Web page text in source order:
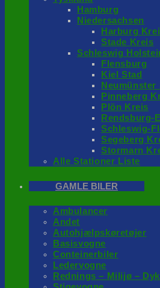
Hamburg
Niedersachsen
Harburg
Stade Kreis
Schleswig
Flensburg
Kiel Stad
Neumünster
Pinneberg
Plön Kreis
Rendsburg-
Schleswig-
Segeberg
Stormarn
Alle Stationer Liste
GAMLE BILER
Ambulancer
Andet
Autohjælpskøretøjer
Basisvogne
Conteinerbiler
Ledervogne
Rednings – Milijø –